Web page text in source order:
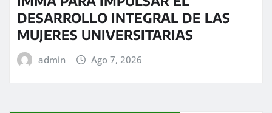
DESARROLLO INTEGRAL DE LAS
MUJERES UNIVERSITARIAS
admin Ago 7, 2026